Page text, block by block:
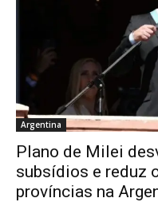
Argentina
Plano de Milei
subsídios e reduz
províncias na